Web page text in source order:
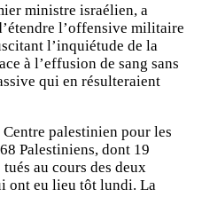
ministre israélien, a
l’offensive militaire
l’inquiétude de la
à l’effusion de sang sans
qui en résulteraient
palestinien pour les
Palestiniens, dont 19
au cours des deux
ont eu lieu tôt lundi. La